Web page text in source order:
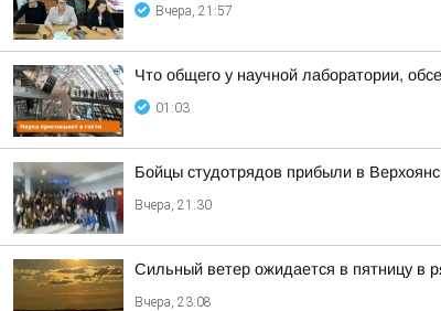
Вчера, 21:57
Что общего у научной лаборатории,
01:03
Бойцы студотрядов прибыли в
Вчера, 21:30
Сильный ветер ожидается в пятницу в
Вчера, 23:08